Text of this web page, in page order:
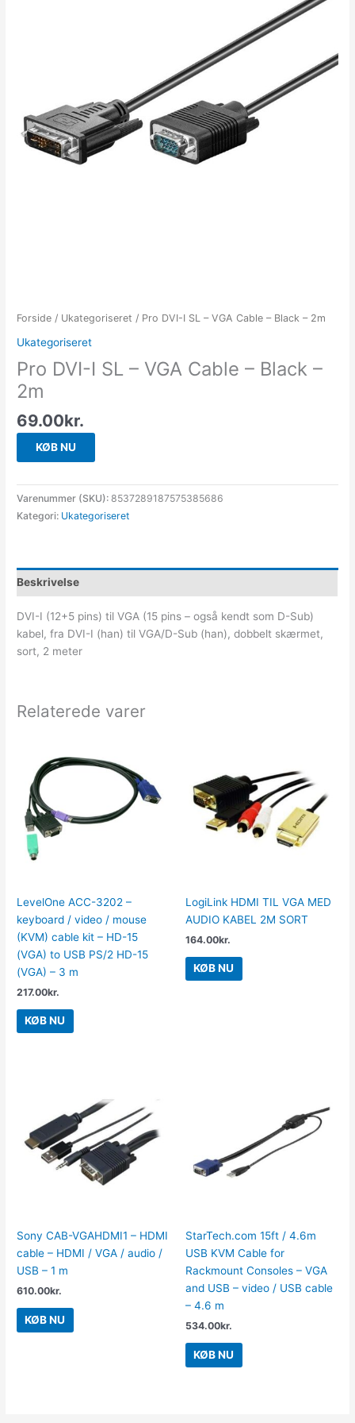
Forside / Ukategoriseret / Pro DVI-I SL – VGA Cable – Black – 2m
Ukategoriseret
Pro DVI-I SL – VGA Cable – Black –
2m
69.00kr.
KØB NU
Varenummer (SKU):8537289187575385686
Kategori: Ukategoriseret
Beskrivelse
DVI-I (12+5 pins) til VGA (15 pins – også kendt som D-Sub)
kabel, fra DVI-I (han) til VGA/D-Sub (han), dobbelt skærmet,
sort, 2 meter
Relaterede varer
LevelOne ACC-3202 –
keyboard / video / mouse
(KVM) cable kit – HD-15
(VGA) to USB PS/2 HD-15
(VGA) – 3 m
217.00kr.
KØB NU
LogiLink HDMI TIL VGA MED
AUDIO KABEL 2M SORT
164.00kr.
KØB NU
Sony CAB-VGAHDMI1 – HDMI
cable – HDMI / VGA / audio /
USB – 1 m
610.00kr.
KØB NU
StarTech.com 15ft / 4.6m
USB KVM Cable for
Rackmount Consoles – VGA
and USB – video / USB cable
– 4.6 m
534.00kr.
KØB NU